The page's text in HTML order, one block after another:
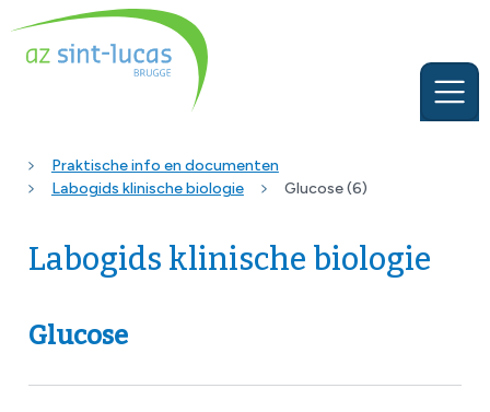
Praktische info en documenten
Labogids klinische biologie
Glucose (6)
Labogids klinische biologie
Glucose